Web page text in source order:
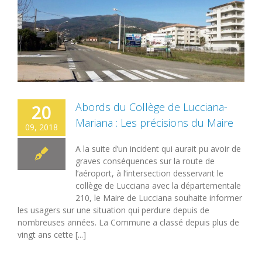
20
09, 2018
Abords du Collège de Lucciana-
Mariana : Les précisions du Maire
A la suite d’un incident qui aurait pu avoir de
graves conséquences sur la route de
l’aéroport, à l’intersection desservant le
collège de Lucciana avec la départementale
210, le Maire de Lucciana souhaite informer
les usagers sur une situation qui perdure depuis de
nombreuses années. La Commune a classé depuis plus de
vingt ans cette [...]